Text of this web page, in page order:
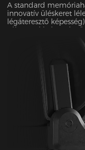
A standard
innovatív üléskeret
légáteresztő
változatokkal. A
összeszerelhető. A
hatékonyan
amint azt infravörös